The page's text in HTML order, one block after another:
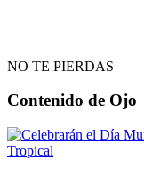
NO TE PIERDAS
Contenido de Ojo